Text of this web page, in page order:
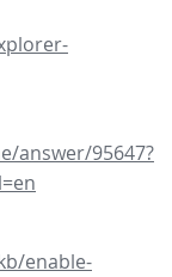
answer/95647?
enable-